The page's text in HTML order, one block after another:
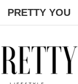
PRETTY YOU